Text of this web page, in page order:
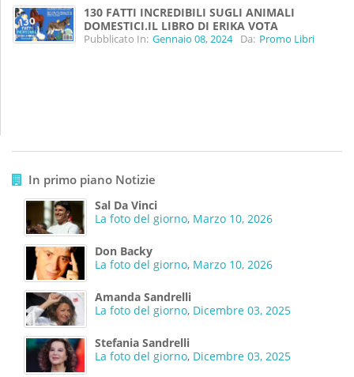
130 FATTI INCREDIBILI SUGLI ANIMALI
DOMESTICI.IL LIBRO DI ERIKA VOTA
Pubblicato In: Gennaio 08, 2024 Da: Promo Libri
In primo piano Notizie
Sal Da Vinci
La foto del giorno, Marzo 10, 2026
Don Backy
La foto del giorno, Marzo 10, 2026
Amanda Sandrelli
La foto del giorno, Dicembre 03, 2025
Stefania Sandrelli
La foto del giorno, Dicembre 03, 2025